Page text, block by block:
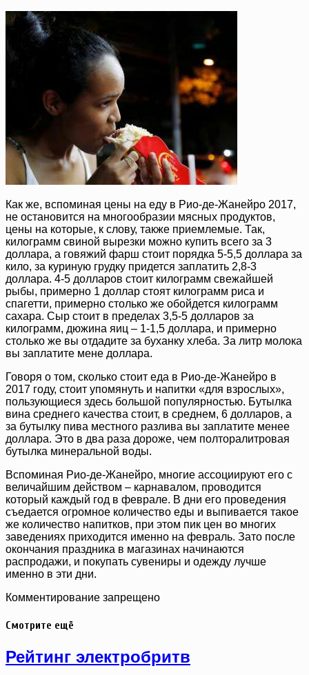
Как же, вспоминая цены на еду в Рио-де-Жанейро 2017,
не остановится на многообразии мясных продуктов,
цены на которые, к слову, также приемлемые. Так,
килограмм свиной вырезки можно купить всего за 3
доллара, а говяжий фарш стоит порядка 5-5,5 доллара за
кило, за куриную грудку придется заплатить 2,8-3
доллара. 4-5 долларов стоит килограмм свежайшей
рыбы, примерно 1 доллар стоят килограмм риса и
спагетти, примерно столько же обойдется килограмм
сахара. Сыр стоит в пределах 3,5-5 долларов за
килограмм, дюжина яиц – 1-1,5 доллара, и примерно
столько же вы отдадите за буханку хлеба. За литр молока
вы заплатите мене доллара.
Говоря о том, сколько стоит еда в Рио-де-Жанейро в
2017 году, стоит упомянуть и напитки «для взрослых»,
пользующиеся здесь большой популярностью. Бутылка
вина среднего качества стоит, в среднем, 6 долларов, а
за бутылку пива местного разлива вы заплатите менее
доллара. Это в два раза дороже, чем полторалитровая
бутылка минеральной воды.
Вспоминая Рио-де-Жанейро, многие ассоциируют его с
величайшим действом – карнавалом, проводится
который каждый год в феврале. В дни его проведения
съедается огромное количество еды и выпивается такое
же количество напитков, при этом пик цен во многих
заведениях приходится именно на февраль. Зато после
окончания праздника в магазинах начинаются
распродажи, и покупать сувениры и одежду лучше
именно в эти дни.
Комментирование запрещено
Смотрите ещё
Рейтинг электробритв